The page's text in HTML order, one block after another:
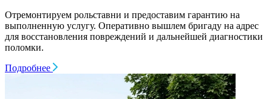
Отремонтируем рольставни и предоставим гарантию на
выполненную услугу. Оперативно вышлем бригаду на адрес
для восстановления повреждений и дальнейшей диагностики
поломки.
Подробнее